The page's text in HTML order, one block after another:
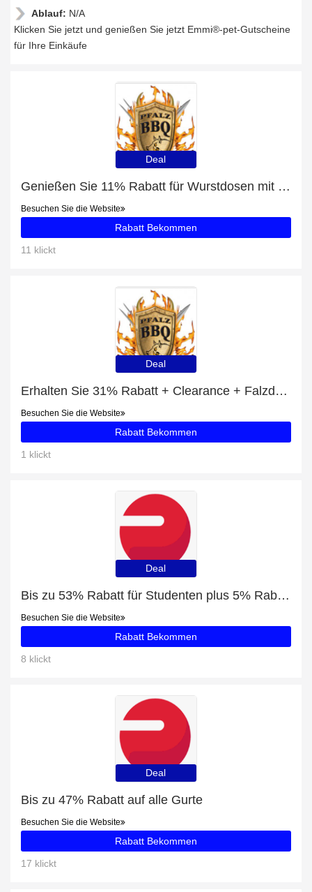
Ablauf: N/A
Klicken Sie jetzt und genießen Sie jetzt Emmi®-pet-Gutscheine
für Ihre Einkäufe
Deal
Genießen Sie 11% Rabatt für Wurstdosen mit Deckel 99-63
Besuchen Sie die Website
Rabatt Bekommen
11 klickt
Deal
Erhalten Sie 31% Rabatt + Clearance + Falzdeckel 99mm SRP Rabatte
Besuchen Sie die Website
Rabatt Bekommen
1 klickt
Deal
Bis zu 53% Rabatt für Studenten plus 5% Rabatt auf Armbänder
Besuchen Sie die Website
Rabatt Bekommen
8 klickt
Deal
Bis zu 47% Rabatt auf alle Gurte
Besuchen Sie die Website
Rabatt Bekommen
17 klickt